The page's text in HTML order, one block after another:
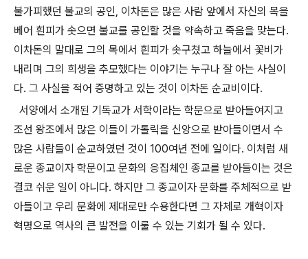
불가피했던 불교의 공인, 이차돈은 많은 사람 앞에서 자신의 목을
베어 흰피가 솟으면 불교를 공인할 것을 약속하고 죽음을 맞는다.
이차돈의 말대로 그의 목에서 흰피가 솟구쳤고 하늘에서 꽃비가
내리며 그의 희생을 추모했다는 이야기는 누구나 잘 아는 사실이
다. 그 사실을 적어 증명하고 있는 것이 이차돈 순교비이다.
서양에서 소개된 기독교가 서학이라는 학문으로 받아들여지고
조선 왕조에서 많은 이들이 가톨릭을 신앙으로 받아들이면서 수
많은 사람들이 순교하였던 것이 100여년 전에 일이다. 이처럼 새
로운 종교이자 학문이고 문화의 응집체인 종교를 받아들이는 것은
결코 쉬운 일이 아니다. 하지만 그 종교이자 문화를 주체적으로 받
아들이고 우리 문화에 제대로만 수용한다면 그 자체로 개혁이자
혁명으로 역사의 큰 발전을 이룰 수 있는 기회가 될 수 있다.